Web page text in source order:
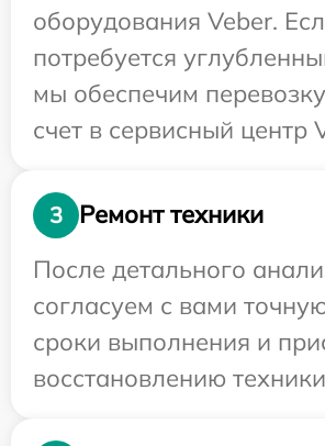
оборудования Veber.
потребуется
мы обеспечим
счет в сервисный центр
3
Ремонт техники
После детального
согласуем с вами
сроки выполнения и
восстановлению